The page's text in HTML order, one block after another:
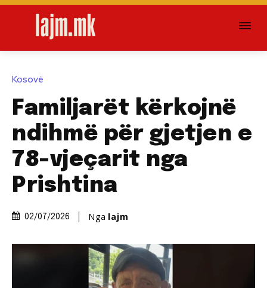
Kosovë
Familjarët kërkojnë
ndihmë për gjetjen e
78-vjeçarit nga
Prishtina
02/07/2026 Nga lajm